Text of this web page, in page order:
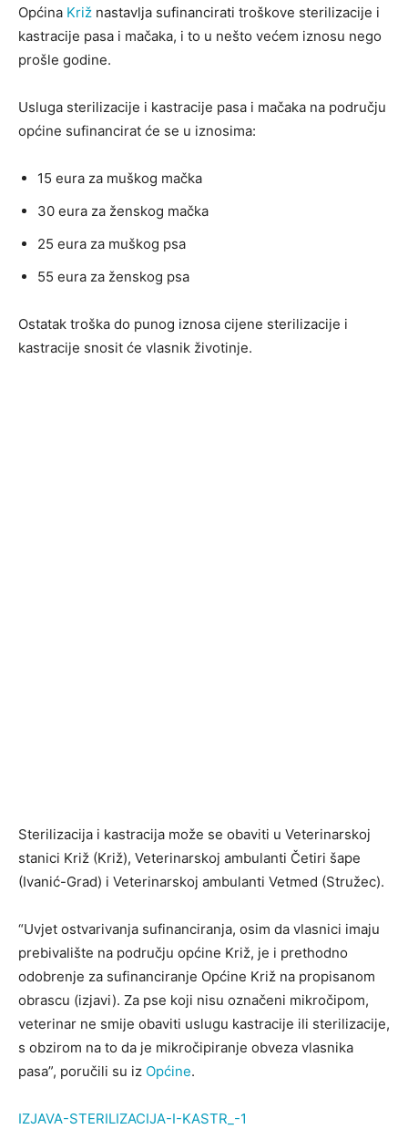
Općina Križ nastavlja sufinancirati troškove sterilizacije i
kastracije pasa i mačaka, i to u nešto većem iznosu nego
prošle godine.
Usluga sterilizacije i kastracije pasa i mačaka na području
općine sufinancirat će se u iznosima:
15 eura za muškog mačka
30 eura za ženskog mačka
25 eura za muškog psa
55 eura za ženskog psa
Ostatak troška do punog iznosa cijene sterilizacije i
kastracije snosit će vlasnik životinje.
Sterilizacija i kastracija može se obaviti u Veterinarskoj
stanici Križ (Križ), Veterinarskoj ambulanti Četiri šape
(Ivanić-Grad) i Veterinarskoj ambulanti Vetmed (Stružec).
“Uvjet ostvarivanja sufinanciranja, osim da vlasnici imaju
prebivalište na području općine Križ, je i prethodno
odobrenje za sufinanciranje Općine Križ na propisanom
obrascu (izjavi). Za pse koji nisu označeni mikročipom,
veterinar ne smije obaviti uslugu kastracije ili sterilizacije,
s obzirom na to da je mikročipiranje obveza vlasnika
pasa”, poručili su iz Općine.
IZJAVA-STERILIZACIJA-I-KASTR_-1